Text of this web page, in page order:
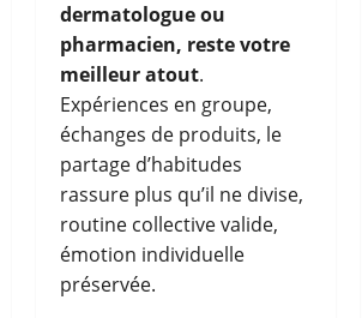
dermatologue ou
pharmacien, reste votre
meilleur atout.
Expériences en groupe,
échanges de produits, le
partage d’habitudes
rassure plus qu’il ne divise,
routine collective valide,
émotion individuelle
préservée.